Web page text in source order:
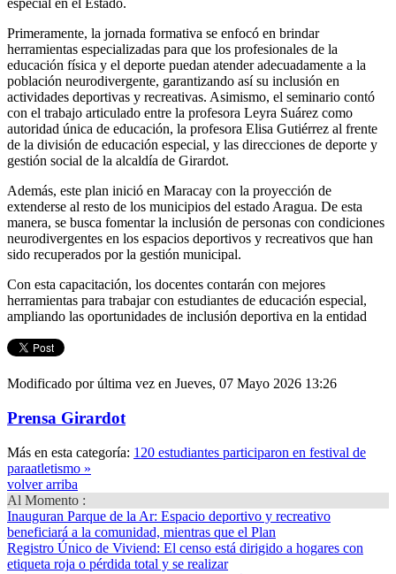
especial en el Estado.
Primeramente, la jornada formativa se enfocó en brindar
herramientas especializadas para que los profesionales de la
educación física y el deporte puedan atender adecuadamente a la
población neurodivergente, garantizando así su inclusión en
actividades deportivas y recreativas. Asimismo, el seminario contó
con el trabajo articulado entre la profesora Leyra Suárez como
autoridad única de educación, la profesora Elisa Gutiérrez al frente
de la división de educación especial, y las direcciones de deporte y
gestión social de la alcaldía de Girardot.
Además, este plan inició en Maracay con la proyección de
extenderse al resto de los municipios del estado Aragua. De esta
manera, se busca fomentar la inclusión de personas con condiciones
neurodivergentes en los espacios deportivos y recreativos que han
sido recuperados por la gestión municipal.
Con esta capacitación, los docentes contarán con mejores
herramientas para trabajar con estudiantes de educación especial,
ampliando las oportunidades de inclusión deportiva en la entidad
Modificado por última vez en Jueves, 07 Mayo 2026 13:26
Prensa Girardot
Más en esta categoría: 120 estudiantes participaron en festival de
paraatletismo »
volver arriba
Al Momento :
Inauguran Parque de la Ar: Espacio deportivo y recreativo
beneficiará a la comunidad, mientras que el Plan
Registro Único de Viviend: El censo está dirigido a hogares con
etiqueta roja o pérdida total y se realizar